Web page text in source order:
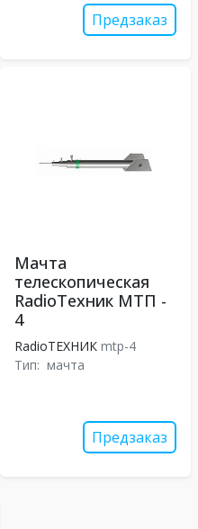
Предзаказ
Мачта
телескопическая
RadioТехник МТП -
4
RadioТЕХНИК mtp-4
Тип: мачта
Предзаказ